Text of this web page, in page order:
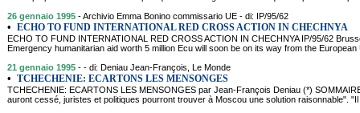
26 gennaio 1995 - Archivio Emma Bonino commissario UE - di: IP/95/62
• ECHO TO FUND INTERNATIONAL RED CROSS ACTION IN CHECHNYA
ECHO TO FUND INTERNATIONAL RED CROSS ACTION IN CHECHNYA IP/95/62
Emergency humanitarian aid worth 5 million Ecu will soon be on its way from the European
21 gennaio 1995 - - di: Deniau Jean-François, Le Monde
• TCHECHENIE: ECARTONS LES MENSONGES
TCHECHENIE: ECARTONS LES MENSONGES par Jean-François Deniau (*)
auront cessé, juristes et politiques pourront trouver à Moscou une solution raisonnable".